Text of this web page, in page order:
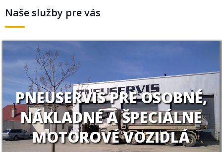
Naše služby pre vás
PNEUSERVIS PRE OSOBNÉ,
NÁKLADNÉ A ŠPECIÁLNE
MOTOROVÉ VOZIDLÁ